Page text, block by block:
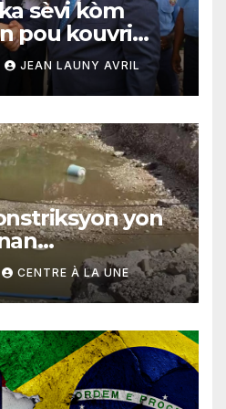
sèvi kòm
pou kouvri
an
JEAN LAUNY AVRIL
yon
lespri moun
CENTRE À LA UNE